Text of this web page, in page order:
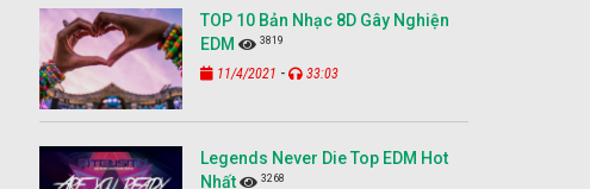
TOP 10 Bản Nhạc 8D Gây Nghiện
EDM
3819
11/4/2021 - 33:03
Legends Never Die Top EDM Hot
Nhất
3268